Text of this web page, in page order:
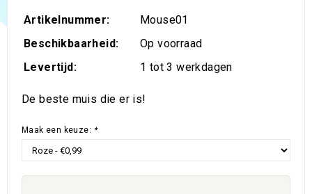
Artikelnummer:
Mouse01
Beschikbaarheid:
Op voorraad
Levertijd:
1 tot 3 werkdagen
De beste muis die er is!
Maak een keuze: *